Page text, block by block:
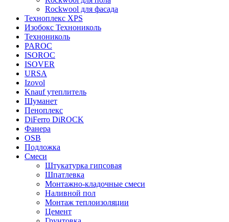
Rockwool для фасада
Техноплекс XPS
Изобокс Технониколь
Технониколь
PAROC
ISOROC
ISOVER
URSA
Izovol
Knauf утеплитель
Шуманет
Пеноплекс
DiFerro DiROCK
Фанера
OSB
Подложка
Смеси
Штукатурка гипсовая
Шпатлевка
Монтажно-кладочные смеси
Наливной пол
Монтаж теплоизоляции
Цемент